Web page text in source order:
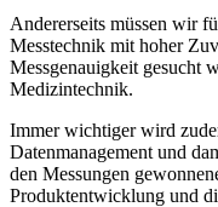
Andererseits müssen wir
Messtechnik mit hoher
Messgenauigkeit gesucht
Medizintechnik.
Immer wichtiger wird
Datenmanagement und
den Messungen
Produktentwicklung und